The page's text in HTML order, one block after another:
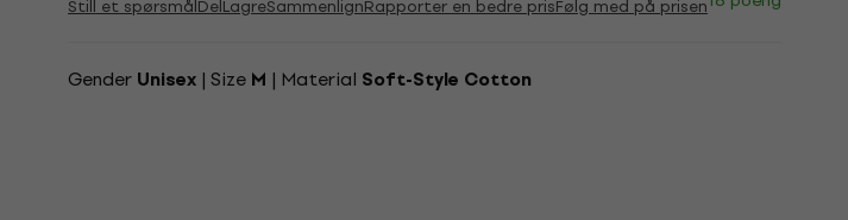
Still et spørsmålDelLagreSammenlignRapporter en bedre prisFølg med på prisen
Gender Unisex | Size M | Material Soft-Style Cotton